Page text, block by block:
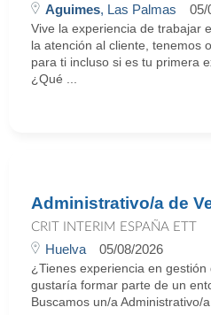
Aguimes, Las Palmas 05/
Vive la experiencia de trabajar
la atención al cliente, tenemos
para ti incluso si es tu primera
¿Qué ...
Administrativo/a de
CRIT INTERIM ESPAÑA ETT
Huelva 05/08/2026
¿Tienes experiencia en
gustaría formar parte de un
Buscamos un/a Administrativo/